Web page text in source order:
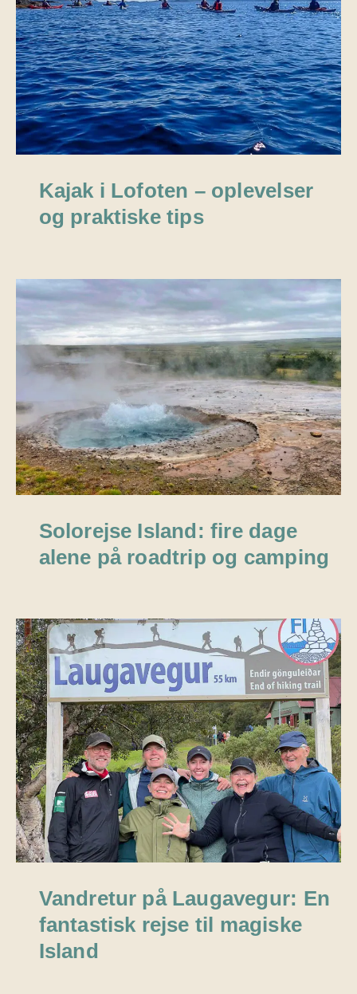
Kajak i Lofoten – oplevelser
og praktiske tips
Solorejse Island: fire dage
alene på roadtrip og camping
Vandretur på Laugavegur: En
fantastisk rejse til magiske
Island